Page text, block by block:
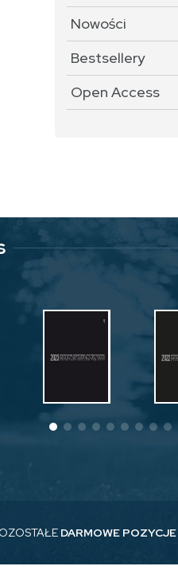
Nowości
Bestsellery
Open Access
DARMOWE POZYCJE